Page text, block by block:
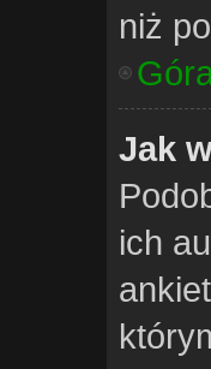
niż
Jak
ich